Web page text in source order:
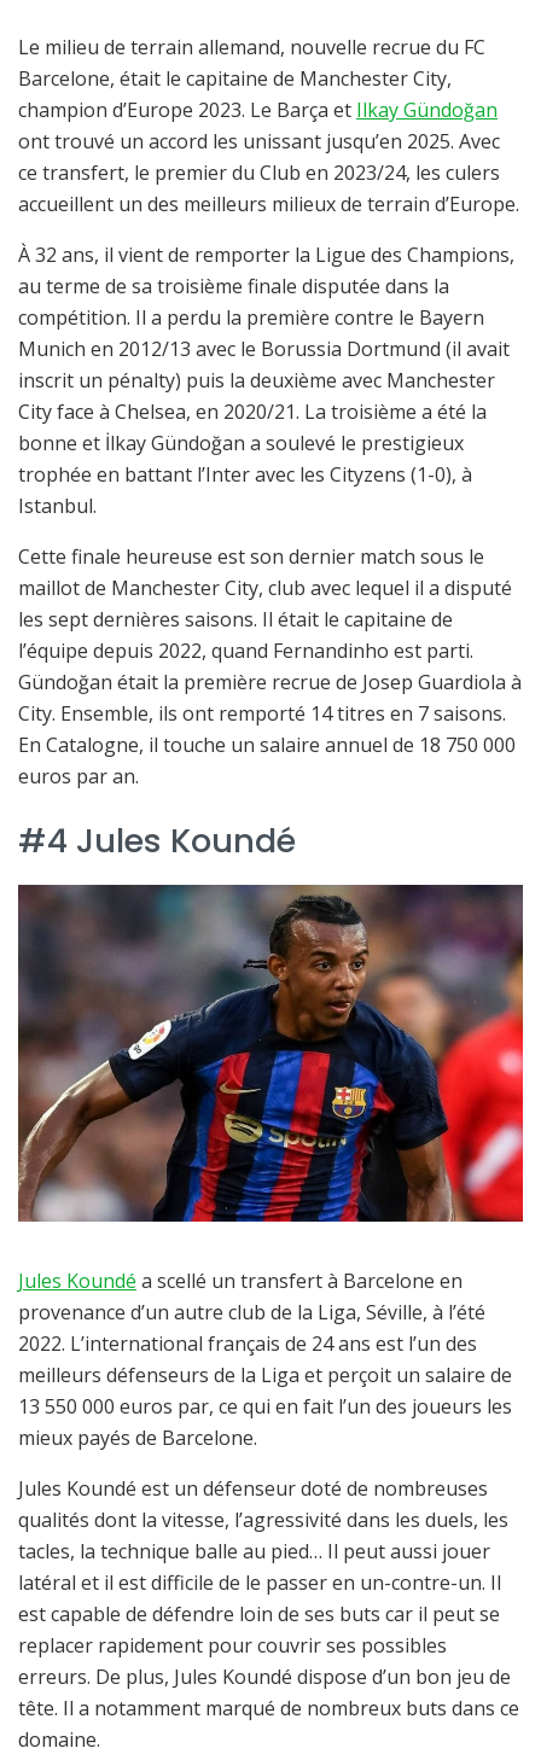
Le milieu de terrain allemand, nouvelle recrue du FC
Barcelone, était le capitaine de Manchester City,
champion d’Europe 2023. Le Barça et Ilkay Gündoğan
ont trouvé un accord les unissant jusqu’en 2025. Avec
ce transfert, le premier du Club en 2023/24, les culers
accueillent un des meilleurs milieux de terrain d’Europe.
À 32 ans, il vient de remporter la Ligue des Champions,
au terme de sa troisième finale disputée dans la
compétition. Il a perdu la première contre le Bayern
Munich en 2012/13 avec le Borussia Dortmund (il avait
inscrit un pénalty) puis la deuxième avec Manchester
City face à Chelsea, en 2020/21. La troisième a été la
bonne et İlkay Gündoğan a soulevé le prestigieux
trophée en battant l’Inter avec les Cityzens (1-0), à
Istanbul.
Cette finale heureuse est son dernier match sous le
maillot de Manchester City, club avec lequel il a disputé
les sept dernières saisons. Il était le capitaine de
l’équipe depuis 2022, quand Fernandinho est parti.
Gündoğan était la première recrue de Josep Guardiola à
City. Ensemble, ils ont remporté 14 titres en 7 saisons.
En Catalogne, il touche un salaire annuel de 18 750 000
euros par an.
#4 Jules Koundé
Jules Koundé a scellé un transfert à Barcelone en
provenance d’un autre club de la Liga, Séville, à l’été
2022. L’international français de 24 ans est l’un des
meilleurs défenseurs de la Liga et perçoit un salaire de
13 550 000 euros par, ce qui en fait l’un des joueurs les
mieux payés de Barcelone.
Jules Koundé est un défenseur doté de nombreuses
qualités dont la vitesse, l’agressivité dans les duels, les
tacles, la technique balle au pied… Il peut aussi jouer
latéral et il est difficile de le passer en un-contre-un. Il
est capable de défendre loin de ses buts car il peut se
replacer rapidement pour couvrir ses possibles
erreurs. De plus, Jules Koundé dispose d’un bon jeu de
tête. Il a notamment marqué de nombreux buts dans ce
domaine.